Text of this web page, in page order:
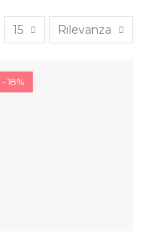
15 Rilevanza
-18%